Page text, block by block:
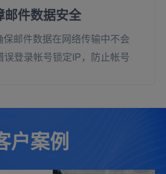
邮件数据安全
邮件数据在网络传输中不会
登录帐号锁定IP，防止帐号
户案例